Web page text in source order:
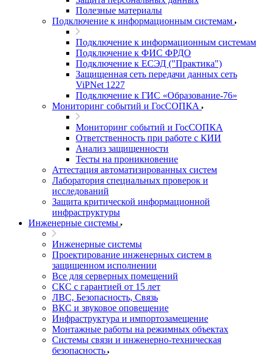
Полезные материалы
Подключение к информационным системам
Подключение к информационным системам
Подключение к ФИС ФРДО
Подключение к ЕСЭД ("Практика")
Защищенная сеть передачи данных сеть
ViPNet 1227
Подключение к ГИС «Образование-76»
Мониторинг событий и ГосСОПКА
Мониторинг событий и ГосСОПКА
Ответственность при работе с КИИ
Анализ защищенности
Тесты на проникновение
Аттестация автоматизированных систем
Лаборатория специальных проверок и
исследований
Защита критической информационной
инфраструктуры
Инженерные системы
Инженерные системы
Проектирование инженерных систем в
защищенном исполнении
Все для серверных помещений
СКС с гарантией от 15 лет
ЛВС, Безопасность, Связь
ВКС и звуковое оповещение
Инфраструктура и импортозамещение
Монтажные работы на режимных объектах
Системы связи и инженерно-техническая
безопасность